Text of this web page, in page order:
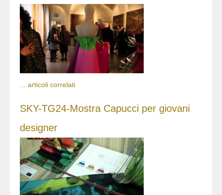
articoli correlati
SKY-TG24-Mostra Capucci per giovani
designer